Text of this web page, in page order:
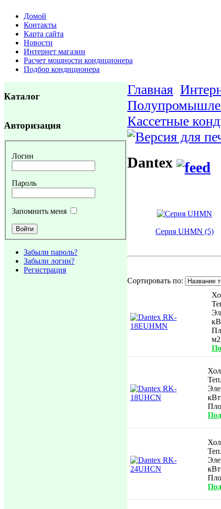
Домой
Контакты
Карта сайта
Новости
Интернет магазин
Расчет мощности кондиционера
Подбор кондиционера
Каталог
Авторизация
Логин
Пароль
Запомнить меня
Забыли пароль?
Забыли логин?
Регистрация
Главная
Кассетные
Dantex
Серия UHMN (5)
Сортировать по:
кВт
кВт